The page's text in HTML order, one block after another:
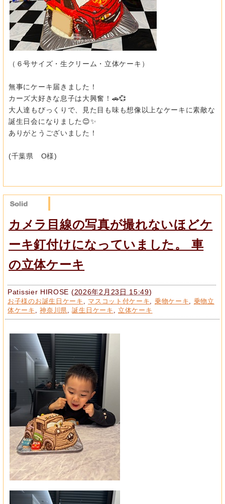
（６号サイズ・生クリーム・立体ケーキ）
無事にケーキ届きました！
カーズ大好きな息子は大興奮！🚗💞
大人達もびっくりで、
見た目も味も想像以上なケーキに素敵な
誕生日会になりました😊✨
ありがとうございました！
(千葉県 O様)
カメラ目線の写真が撮れないほどケ
ーキ釘付けになっていました。 車
の立体ケーキ
Patissier HIROSE (2026年2月23日 15:49)
お子様のお誕生日ケーキ マスコット付ケーキ 乗物ケーキ
乗物立
体ケーキ
,神奈川県 ,誕生日ケーキ 立体ケーキ